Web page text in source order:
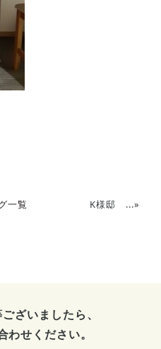
一覧 K様邸 ...»
ざいましたら、
わせください。